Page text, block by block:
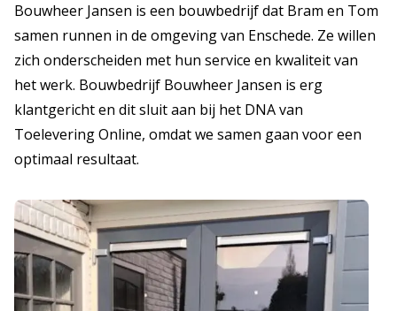
Bouwheer Jansen is een bouwbedrijf dat Bram en Tom
samen runnen in de omgeving van Enschede. Ze willen
zich onderscheiden met hun service en kwaliteit van
het werk. Bouwbedrijf Bouwheer Jansen is erg
klantgericht en dit sluit aan bij het DNA van
Toelevering Online, omdat we samen gaan voor een
optimaal resultaat.